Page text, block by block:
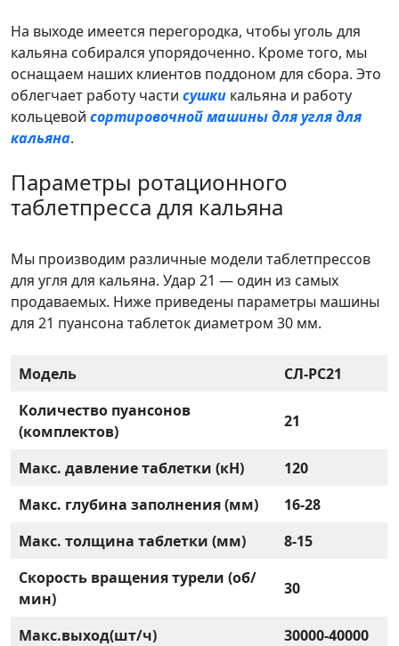
На выходе имеется перегородка, чтобы уголь для
кальяна собирался упорядоченно. Кроме того, мы
оснащаем наших клиентов поддоном для сбора. Это
облегчает работу части сушки кальяна и работу
кольцевой сортировочной машины для угля для
кальяна.
Параметры ротационного
таблетпресса для кальяна
Мы производим различные модели таблетпрессов
для угля для кальяна. Удар 21 — один из самых
продаваемых. Ниже приведены параметры машины
для 21 пуансона таблеток диаметром 30 мм.
Модель
СЛ-РС21
Количество пуансонов
(комплектов)
21
Макс. давление таблетки (кН)
120
Макс. глубина заполнения (мм)
16-28
Макс. толщина таблетки (мм)
8-15
Скорость вращения турели (об/
мин)
30
Макс.выход(шт/ч)
30000-40000